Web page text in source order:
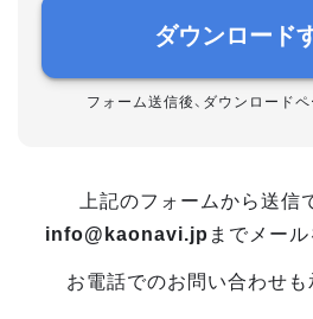
ダウンロード
フォーム送信後、ダウンロード
上記のフォームから送信
info@kaonavi.jp までメー
お電話でのお問い合わせも